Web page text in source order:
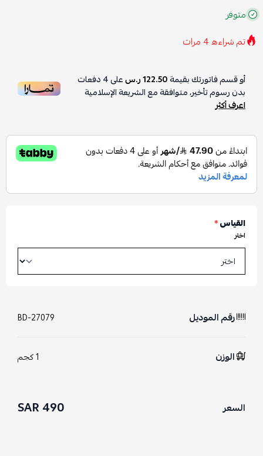
متوفر
تم شراءه4 مرات
أو قسم فاتورتك بقيمة122.50 ر.س على4دفعات
بدون رسوم تأخير، متوافقة مع الشريعة الإسلامية
اعرف أكثر
القياس*
اختر
رقم الموديل BD-27079
الوزن 1 كجم
السعر 490 SAR